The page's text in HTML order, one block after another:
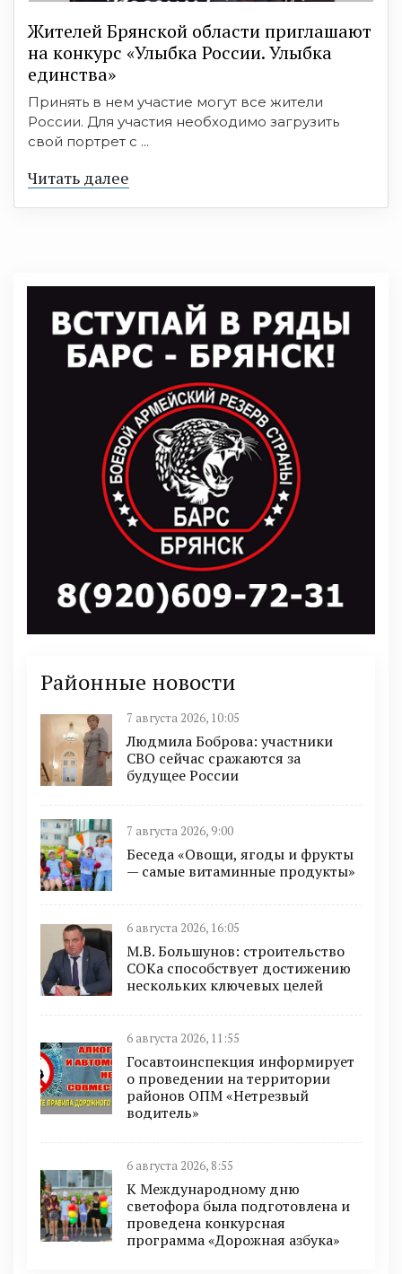
Жителей Брянской области приглашают
на конкурс «Улыбка России. Улыбка
единства»
Принять в нем участие могут все жители
России. Для участия необходимо загрузить
свой портрет с ...
Читать далее
Районные новости
7 августа 2026, 10:05
Людмила Боброва: участники
СВО сейчас сражаются за
будущее России
7 августа 2026, 9:00
Беседа «Овощи, ягоды и фрукты
— самые витаминные продукты»
6 августа 2026, 16:05
М.В. Большунов: строительство
СОКа способствует достижению
нескольких ключевых целей
6 августа 2026, 11:55
Госавтоинспекция информирует
о проведении на территории
районов ОПМ «Нетрезвый
водитель»
6 августа 2026, 8:55
К Международному дню
светофора была подготовлена и
проведена конкурсная
программа «Дорожная азбука»